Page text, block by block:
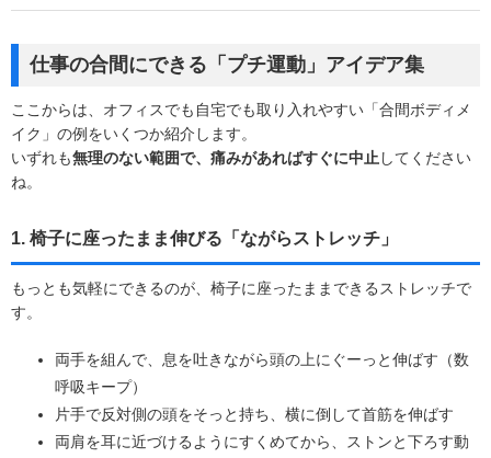
仕事の合間にできる「プチ運動」アイデア集
ここからは、オフィスでも自宅でも取り入れやすい「合間ボディメ
イク」の例をいくつか紹介します。
いずれも無理のない範囲で、痛みがあればすぐに中止 してください
ね。
1. 椅子に座ったまま伸びる「ながらストレッチ」
もっとも気軽にできるのが、椅子に座ったままできるストレッチで
す。
両手を組んで、息を吐きながら頭の上にぐーっと伸ばす（数
呼吸キープ）
片手で反対側の頭をそっと持ち、横に倒して首筋を伸ばす
両肩を耳に近づけるようにすくめてから、ストンと下ろす動